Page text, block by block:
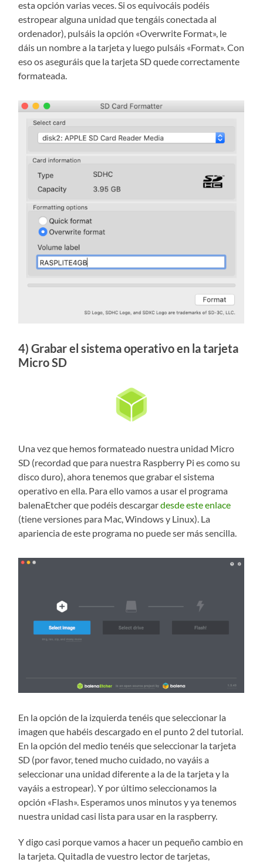
esta opción varias veces. Si os equivocáis podéis
estropear alguna unidad que tengáis conectada al
ordenador), pulsáis la opción «Overwrite Format», le
dáis un nombre a la tarjeta y luego pulsáis «Format». Con
eso os aseguráis que la tarjeta SD quede correctamente
formateada.
4) Grabar el sistema operativo en la tarjeta
Micro SD
Una vez que hemos formateado nuestra unidad Micro
SD (recordad que para nuestra Raspberry Pi es como su
disco duro), ahora tenemos que grabar el sistema
operativo en ella. Para ello vamos a usar el programa
balenaEtcher que podéis descargardesde este enlace
(tiene versiones para Mac, Windows y Linux). La
apariencia de este programa no puede ser más sencilla.
En la opción de la izquierda tenéis que seleccionar la
imagen que habéis descargado en el punto 2 del tutorial.
En la opción del medio tenéis que seleccionar la tarjeta
SD (por favor, tened mucho cuidado, no vayáis a
seleccionar una unidad diferente a la de la tarjeta y la
vayáis a estropear). Y por último seleccionamos la
opción «Flash». Esperamos unos minutos y ya tenemos
nuestra unidad casi lista para usar en la raspberry.
Y digo casi porque vamos a hacer un pequeño cambio en
la tarjeta. Quitadla de vuestro lector de tarjetas,